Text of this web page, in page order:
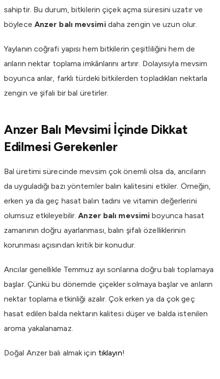
sahiptir. Bu durum, bitkilerin çiçek açma süresini uzatır ve
böylece Anzer balı mevsimidaha zengin ve uzun olur.
Yaylanın coğrafi yapısı hem bitkilerin çeşitliliğini hem de
arıların nektar toplama imkânlarını artırır. Dolayısıyla mevsim
boyunca arılar, farklı türdeki bitkilerden topladıkları nektarla
zengin ve şifalı bir bal üretirler.
Anzer Balı Mevsimi İçinde Dikkat
Edilmesi Gerekenler
Bal üretimi sürecinde mevsim çok önemli olsa da, arıcıların
da uyguladığı bazı yöntemler balın kalitesini etkiler. Örneğin,
erken ya da geç hasat balın tadını ve vitamin değerlerini
olumsuz etkileyebilir.Anzer balı mevsimi boyunca hasat
zamanının doğru ayarlanması, balın şifalı özelliklerinin
korunması açısından kritik bir konudur.
Arıcılar genellikle Temmuz ayı sonlarına doğru balı toplamaya
başlar. Çünkü bu dönemde çiçekler solmaya başlar ve arıların
nektar toplama etkinliği azalır. Çok erken ya da çok geç
hasat edilen balda nektarın kalitesi düşer ve balda istenilen
aroma yakalanamaz.
Doğal Anzer balı almak için tıklayın!